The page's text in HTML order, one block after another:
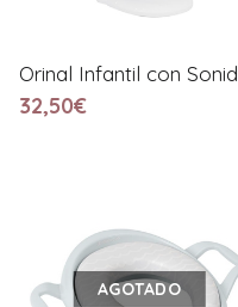
Orinal Infantil con
32,50€
AGOTADO